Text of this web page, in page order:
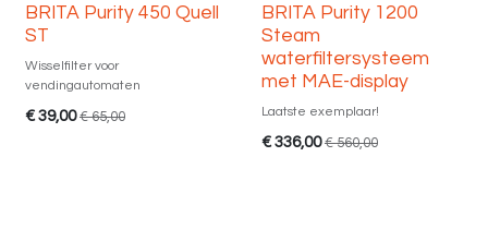
Uitverkoop
BRITA Purity 450 Quell
ST
Wisselfilter voor
vendingautomaten
€39,00 €65,00
Uitverkoop
BRITA Purity 1200
Steam
waterfiltersysteem
met MAE-display
Laatste exemplaar!
€336,00 €560,00